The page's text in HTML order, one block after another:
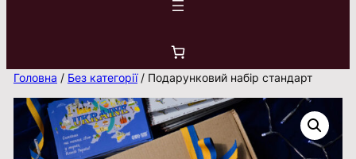
Головна / Без категорії/ Подарунковий набір стандарт